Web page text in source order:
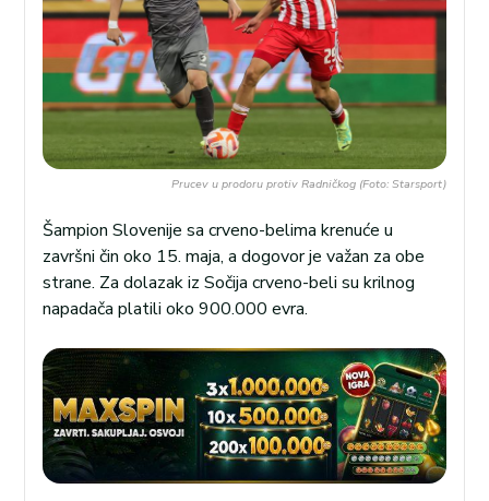
Prucev u prodoru protiv Radničkog (Foto: Starsport)
Šampion Slovenije sa crveno-belima krenuće u
završni čin oko 15. maja, a dogovor je važan za obe
strane. Za dolazak iz Sočija crveno-beli su krilnog
napadača platili oko 900.000 evra.